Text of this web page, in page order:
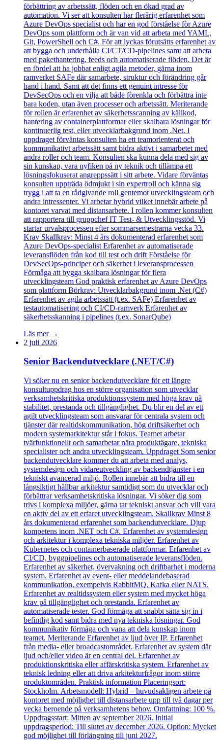
förbättring av arbetssätt, flöden och en ökad grad av
automation. Vi ser att konsulten har flerårig erfarenhet som
Azure DevOps specialist och har en god förståelse för Azure
DevOps som plattform och är van vid att arbeta med YAML,
Git, PowerShell och C#. För att lyckas förutsätts erfarenhet av
att bygga och underhålla CI/CT/CD-pipelines samt att arbeta
med pakethantering, feeds och automatiserade flöden. Det är
en fördel att ha jobbat enligt agila metoder, gärna inom
ramverket SAFe där samarbete, struktur och förändring går
hand i hand. Samt att det finns ett genuint intresse för
DevSecOps och en vilja att både förenkla och förbättra inte
bara koden, utan även processer och arbetssätt. Meriterande
för rollen är erfarenhet av säkerhetsscanning av källkod,
hantering av containerplattformar eller skalbara lösningar för
kontinuerlig test, eller utvecklarbakgrund inom .Net. I
uppdraget förväntas konsulten ha ett teamorienterat och
kommunikativt arbetssätt samt bidra aktivt i samarbetet med
andra roller och team. Konsulten ska kunna dela med sig av
sin kunskap, vara nyfiken på ny teknik och tillämpa ett
lösningsfokuserat angreppssätt i sitt arbete. Vidare förväntas
konsulten uppträda ödmjukt i sin expertroll och känna sig
trygg i att ta en rådgivande roll gentemot utvecklingsteam och
andra intressenter. Vi arbetar hybrid vilket innebär arbete på
kontoret varvat med distansarbete. I rollen kommer konsulten
att rapportera till gruppchef IT Test- & Utvecklingsstöd. Vi
startar urvalsprocessen efter sommarsemestrarna vecka 33.
Krav Skallkrav: Minst 4 års dokumenterad erfarenhet som
Azure DevOps-specialist Erfarenhet av automatiserade
leveransflöden från kod till test och drift Förståelse för
DevSecOps-principer och säkerhet i leveransprocessen
Förmåga att bygga skalbara lösningar för flera
utvecklingsteam God praktisk erfarenhet av Azure DevOps
som plattform Börkrav: Utvecklarbakgrund inom .Net (C#)
Erfarenhet av agila arbetssätt (t.ex. SAFe) Erfarenhet av
testautomatisering och CI/CD-ramverk Erfarenhet av
säkerhetsskanning i pipelines (t.ex. SonarQube)
Läs mer →
2 juli 2026
Senior Backendutvecklare (.NET/C#)
Vi söker nu en senior backendutvecklare för ett längre
konsultuppdrag hos en större organisation som utvecklar
verksamhetskritiska produktionssystem med höga krav på
stabilitet, prestanda och tillgänglighet. Du blir en del av ett
agilt utvecklingsteam som ansvarar för centrala system och
tjänster där realtidskommunikation, hög driftsäkerhet och
modern systemarkitektur står i fokus. Teamet arbetar
tvärfunktionellt och samarbetar nära produktägare, tekniska
specialister och andra utvecklingsteam. Uppdraget Som senior
backendutvecklare kommer du att arbeta med analys,
systemdesign och vidareutveckling av backendtjänster i en
tekniskt avancerad miljö. Rollen innebär att bidra till en
långsiktigt hållbar arkitektur samtidigt som du utvecklar och
förbättrar verksamhetskritiska lösningar. Vi söker dig som
trivs i komplexa miljöer, gärna tar tekniskt ansvar och vill vara
en aktiv del av ett erfaret utvecklingsteam. Skallkrav Minst 8
års dokumenterad erfarenhet som backendutvecklare. Djup
kompetens inom .NET och C#. Erfarenhet av systemdesign
och arkitektur i komplexa tekniska miljöer. Erfarenhet av
Kubernetes och containerbaserade plattformar. Erfarenhet av
CI/CD, byggpipelines och automatiserade leveransflöden.
Erfarenhet av säkerhet, övervakning och driftbarhet i moderna
system. Erfarenhet av event- eller meddelandebaserad
kommunikation, exempelvis RabbitMQ, Kafka eller NATS.
Erfarenhet av realtidssystem eller system med mycket höga
krav på tillgänglighet och prestanda. Erfarenhet av
automatiserade tester. God förmåga att snabbt sätta sig in i
befintlig kod samt bidra med nya tekniska lösningar. God
kommunikativ förmåga och vana att dela kunskap inom
teamet. Meriterande Erfarenhet av ljud över IP. Erfarenhet
från media- eller broadcastområdet. Erfarenhet av system där
ljud och/eller video är en central del. Erfarenhet av
produktionskritiska eller affärskritiska system. Erfarenhet av
teknisk ledning eller att driva arkitekturfrågor inom större
produktområden. Praktisk information Placeringsort:
Stockholm. Arbetsmodell: Hybrid – huvudsakligen arbete på
kontoret med möjlighet till distansarbete upp till två dagar per
vecka beroende på verksamhetens behov. Omfattning: 100 %.
Uppdragsstart: Mitten av september 2026. Initial
uppdragsperiod: Till slutet av december 2026. Option: Mycket
god möjlighet till förlängning till juni 2027.